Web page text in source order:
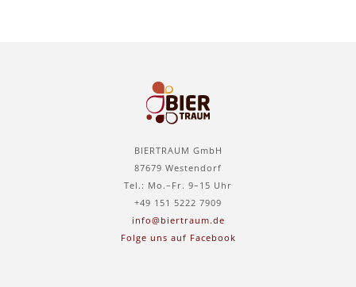
BIERTRAUM GmbH
87679 Westendorf
Tel.: Mo.–Fr. 9–15 Uhr
+49 151 5222 7909
info@biertraum.de
Folge uns auf Facebook